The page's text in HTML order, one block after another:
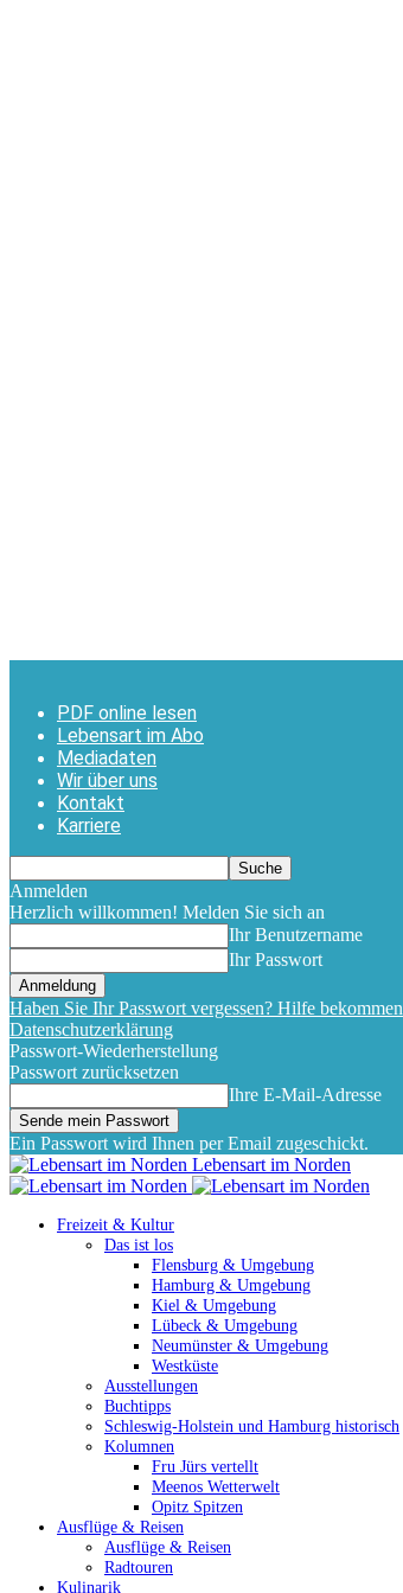
PDF online lesen
Lebensart im Abo
Mediadaten
Wir über uns
Kontakt
Karriere
Anmelden
Herzlich willkommen! Melden Sie sich an
Ihr Benutzername
Ihr Passwort
Haben Sie Ihr Passwort vergessen? Hilfe bekommen
Datenschutzerklärung
Passwort-Wiederherstellung
Passwort zurücksetzen
Ihre E-Mail-Adresse
Ein Passwort wird Ihnen per Email zugeschickt.
Lebensart im Norden
Freizeit & Kultur
Das ist los
Flensburg & Umgebung
Hamburg & Umgebung
Kiel & Umgebung
Lübeck & Umgebung
Neumünster & Umgebung
Westküste
Ausstellungen
Buchtipps
Schleswig-Holstein und Hamburg historisch
Kolumnen
Fru Jürs vertellt
Meenos Wetterwelt
Opitz Spitzen
Ausflüge & Reisen
Ausflüge & Reisen
Radtouren
Kulinarik